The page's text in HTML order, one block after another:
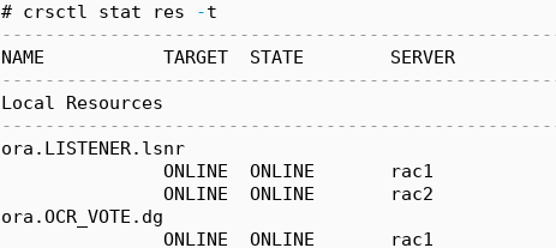
# crsctl stat res -t
NAME           TARGET  STATE        SERVER
Local Resources
ora.LISTENER.lsnr
ONLINE  ONLINE
ONLINE  ONLINE
ora.OCR_VOTE.dg
ONLINE  ONLINE